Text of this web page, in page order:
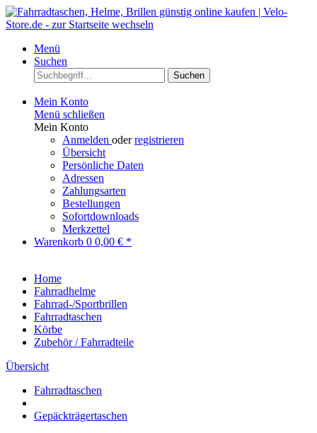
Menü
Suchen
Suchen
Mein Konto
Menü schließen
Mein Konto
Anmelden oderregistrieren
Übersicht
Persönliche Daten
Adressen
Zahlungsarten
Bestellungen
Sofortdownloads
Merkzettel
Warenkorb 0 0,00 € *
Home
Fahrradhelme
Fahrrad-/Sportbrillen
Fahrradtaschen
Körbe
Zubehör / Fahrradteile
Übersicht
Fahrradtaschen
Gepäckträgertaschen